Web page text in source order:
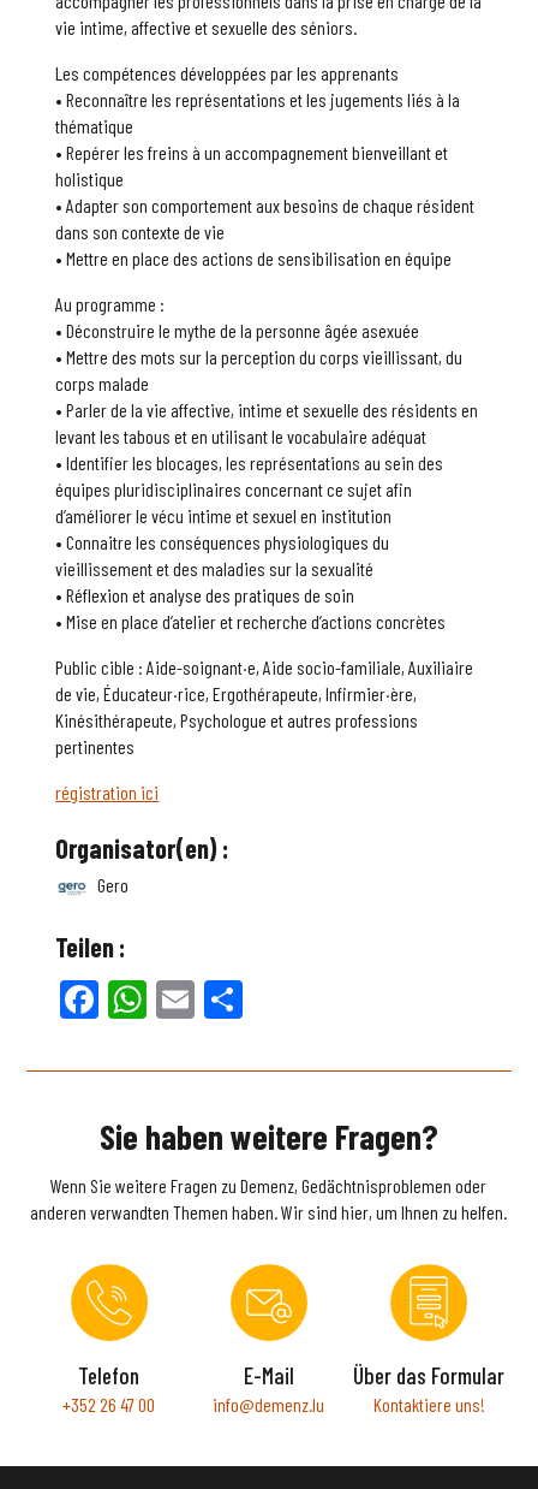
vie intime, affective et sexuelle des séniors.
Les compétences développées par les apprenants
• Reconnaître les représentations et les jugements liés à la
thématique
• Repérer les freins à un accompagnement bienveillant et
holistique
• Adapter son comportement aux besoins de chaque résident
dans son contexte de vie
• Mettre en place des actions de sensibilisation en équipe
Au programme :
• Déconstruire le mythe de la personne âgée asexuée
• Mettre des mots sur la perception du corps vieillissant, du
corps malade
• Parler de la vie affective, intime et sexuelle des résidents en
levant les tabous et en utilisant le vocabulaire adéquat
• Identifier les blocages, les représentations au sein des
équipes pluridisciplinaires concernant ce sujet afin
d’améliorer le vécu intime et sexuel en institution
• Connaitre les conséquences physiologiques du
vieillissement et des maladies sur la sexualité
• Réflexion et analyse des pratiques de soin
• Mise en place d’atelier et recherche d’actions concrètes
Public cible : Aide-soignant·e, Aide socio-familiale, Auxiliaire
de vie, Éducateur·rice, Ergothérapeute, Infirmier·ère,
Kinésithérapeute, Psychologue et autres professions
pertinentes
régistration ici
Organisator(en) :
Gero
Teilen :
Facebook
WhatsApp
Email
Sie haben weitere Fragen?
Wenn Sie weitere Fragen zu Demenz, Gedächtnisproblemen oder
anderen verwandten Themen haben. Wir sind hier, um Ihnen zu helfen.
Telefon
+352 26 47 00
E-Mail
info@demenz.lu
Über das Formular
Kontaktiere uns!